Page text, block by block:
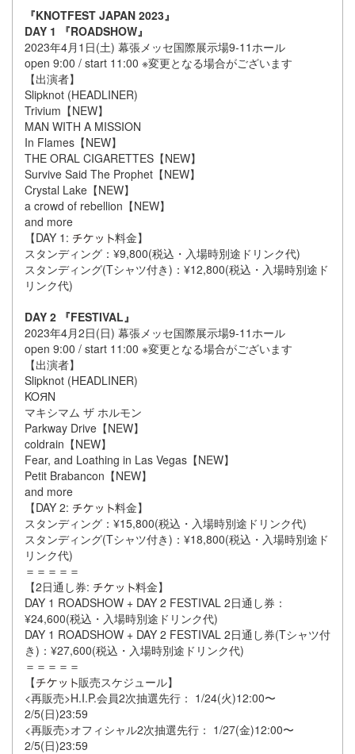
『KNOTFEST JAPAN 2023』
DAY 1 『ROADSHOW』
2023年4月1日(土) 幕張メッセ国際展示場9-11ホール
open 9:00 / start 11:00 ※変更となる場合がございます
【出演者】
Slipknot (HEADLINER)
Trivium【NEW】
MAN WITH A MISSION
In Flames【NEW】
THE ORAL CIGARETTES【NEW】
Survive Said The Prophet【NEW】
Crystal Lake【NEW】
a crowd of rebellion【NEW】
and more
【DAY 1:
料金】
スタンディング：¥9,800(税込・入場時別途ドリンク代)
スタンディング(Tシャツ付き)：¥12,800(税込・入場時別途ド
リンク代)
DAY 2 『FESTIVAL』
2023年4月2日(日) 幕張メッセ国際展示場9-11ホール
open 9:00 / start 11:00 ※変更となる場合がございます
【出演者】
Slipknot (HEADLINER)
KOЯN
マキシマム ザ ホルモン
Parkway Drive【NEW】
coldrain【NEW】
Fear, and Loathing in Las Vegas【NEW】
Petit Brabancon【NEW】
and more
【DAY 2:
料金】
スタンディング：¥15,800(税込・入場時別途ドリンク代)
スタンディング(Tシャツ付き)：¥18,800(税込・入場時別途ド
リンク代)
＝＝＝＝＝
【2日通し券:
料金】
DAY 1 ROADSHOW + DAY 2 FESTIVAL 2日通し券：
¥24,600(税込・入場時別途ドリンク代)
DAY 1 ROADSHOW + DAY 2 FESTIVAL 2日通し券(Tシャツ付
き)：¥27,600(税込・入場時別途ドリンク代)
＝＝＝＝＝
【
販売スケジュール】
<再販売>H.I.P.会員2次抽選先行： 1/24(火)12:00〜
2/5(日)23:59
<再販売>オフィシャル2次抽選先行： 1/27(金)12:00〜
2/5(日)23:59